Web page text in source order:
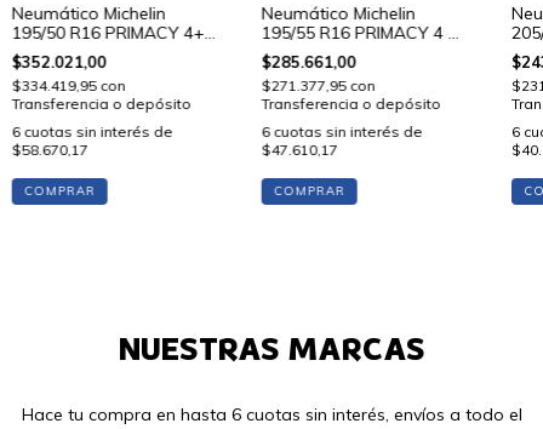
Neumático Michelin
195/50 R16 PRIMACY 4+
88 V STD
$352.021,00
$334.419,95 con
Transferencia o depósito
6 cuotas sin interés de
$58.670,17
COMPRAR
Neumático Michelin
195/55 R16 PRIMACY 4 87
V STD
$285.661,00
$271.377,95 con
Transferencia o depósito
6 cuotas sin interés de
$47.610,17
COMPRAR
V
6
NUESTRAS MARCAS
Hace tu compra en hasta 6 cuotas sin interés, envíos a todo el